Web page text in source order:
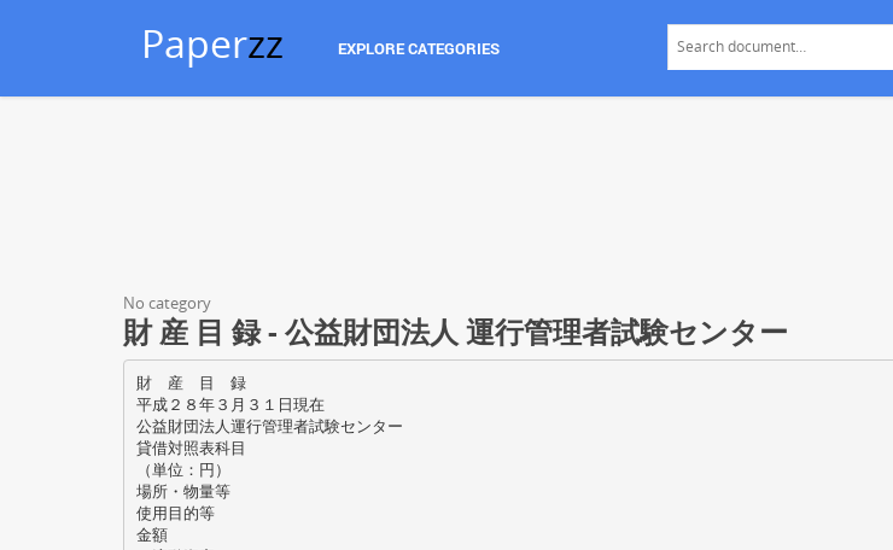
Paperzz EXPLORE CATEGORIES
No category
財 産 目 録 - 公益財団法人 運行管理者試験センター
財 産 目 録
平成２８年３月３１日現在
公益財団法人運行管理者試験センター
貸借対照表科目
（単位：円）
場所・物量等
使用目的等
金額